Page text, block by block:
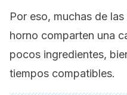
Por eso, muchas de
horno comparten una
pocos ingredientes,
tiempos compatibles.